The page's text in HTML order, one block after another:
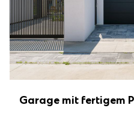
Garage mit fertigem